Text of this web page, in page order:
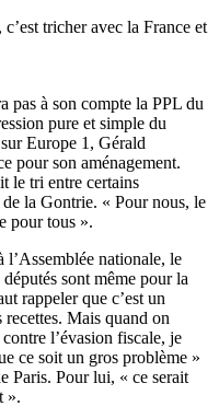
tricher avec la France et
pas à son compte la PPL du
pure et simple du
Europe 1, Gérald
pour son aménagement.
le tri entre certains
la Gontrie. « Pour nous, le
pour tous ».
nationale, le
sont même pour la
rappeler que c’est un
Mais quand on
l’évasion fiscale, je
ce soit un gros problème »
Paris. Pour lui, « ce serait
».